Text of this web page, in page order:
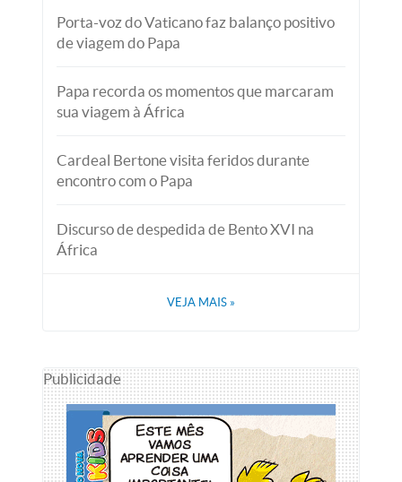
Porta-voz do Vaticano faz balanço positivo
de viagem do Papa
Papa recorda os momentos que marcaram
sua viagem à África
Cardeal Bertone visita feridos durante
encontro com o Papa
Discurso de despedida de Bento XVI na
África
VEJA MAIS »
Publicidade